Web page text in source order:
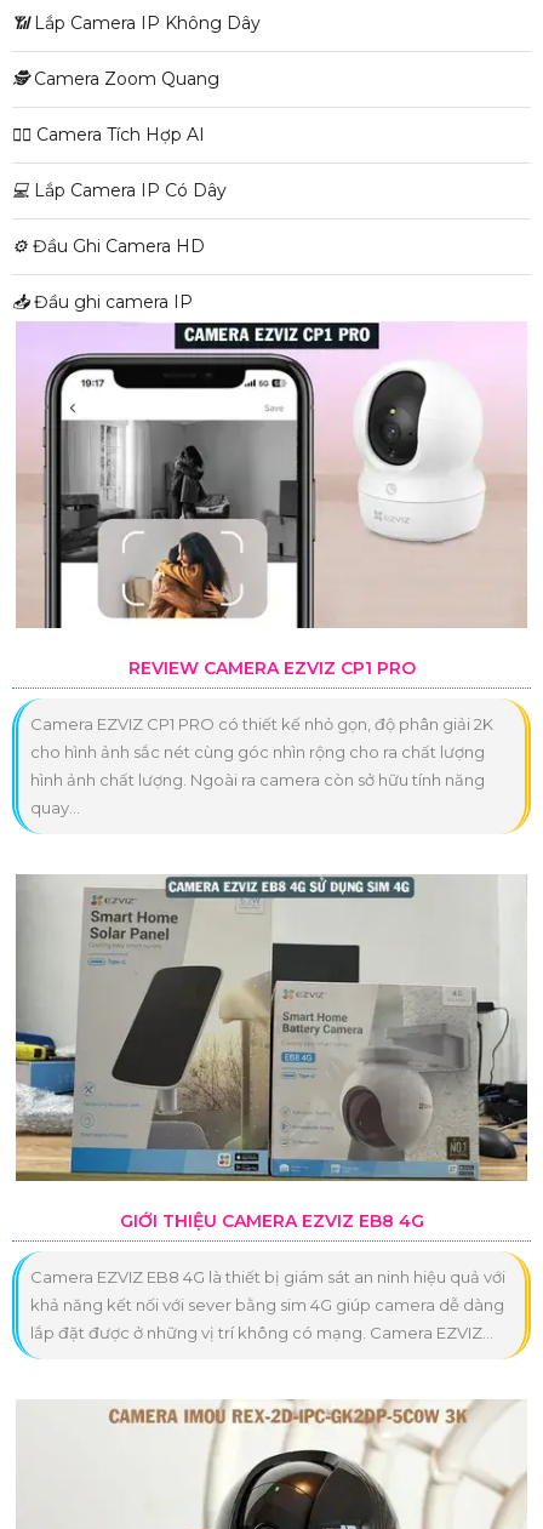
📶 Lắp Camera IP Không Dây
🕵️Camera Zoom Quang
🧛‍♀️ Camera Tích Hợp AI
💻 Lắp Camera IP Có Dây
⚙️ Đầu Ghi Camera HD
📥Đầu ghi camera IP
REVIEW CAMERA EZVIZ CP1 PRO
Camera EZVIZ CP1 PRO có thiết kế nhỏ gọn, độ phân giải 2K
cho hình ảnh sắc nét cùng góc nhìn rộng cho ra chất lượng
hình ảnh chất lượng. Ngoài ra camera còn sở hữu tính năng
quay...
GIỚI THIỆU CAMERA EZVIZ EB8 4G
Camera EZVIZ EB8 4G là thiết bị giám sát an ninh hiệu quả với
khả năng kết nối với sever bằng sim 4G giúp camera dễ dàng
lắp đặt được ở những vị trí không có mạng. Camera EZVIZ...